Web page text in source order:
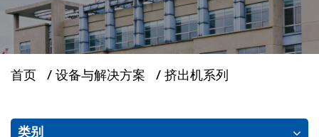
设备与解决方案
关于百纳
首页 / 设备与解决方案 / 挤出机系列
类别